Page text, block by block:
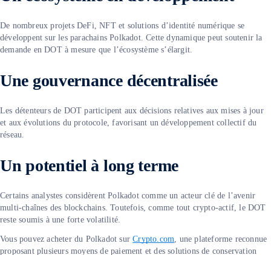
De nombreux projets DeFi, NFT et solutions d’identité numérique se
développent sur les parachains Polkadot. Cette dynamique peut soutenir la
demande en DOT à mesure que l’écosystème s’élargit.
Une gouvernance décentralisée
Les détenteurs de DOT participent aux décisions relatives aux mises à jour
et aux évolutions du protocole, favorisant un développement collectif du
réseau.
Un potentiel à long terme
Certains analystes considèrent Polkadot comme un acteur clé de l’avenir
multi-chaînes des blockchains. Toutefois, comme tout crypto-actif, le DOT
reste soumis à une forte volatilité.
Vous pouvez acheter du Polkadot surCrypto.com, une plateforme reconnue
proposant plusieurs moyens de paiement et des solutions de conservation